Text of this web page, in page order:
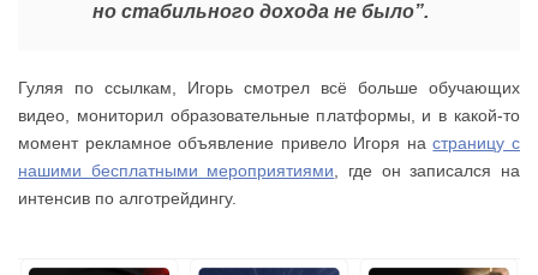
но стабильного дохода не было”.
Гуляя по ссылкам, Игорь смотрел всё больше обучающих
видео, мониторил образовательные платформы, и в какой-то
момент рекламное объявление привело Игоря настраницу с
нашими бесплатными мероприятиями , где он записался на
интенсив по алготрейдингу.